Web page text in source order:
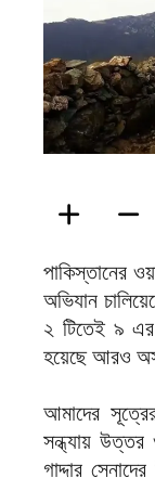
পাকিস্তানের
অভিযান
২ টিতেই ৯
হয়েছে আরও
আমাদের
সন্ধ্যায় উত্তর
গাদ্দার